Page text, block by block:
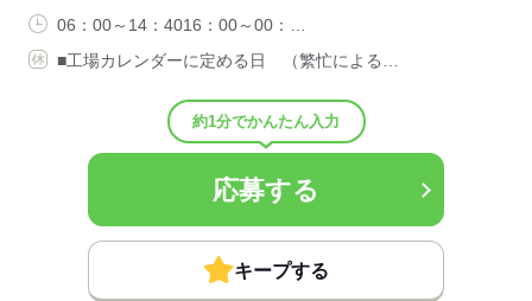
06：00～14：4016：00～00：…
■工場カレンダーに定める日 （繁忙による…
約1分でかんたん入力
応募する
キープする